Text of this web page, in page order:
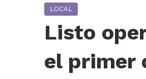
LOCAL
Listo
el primer